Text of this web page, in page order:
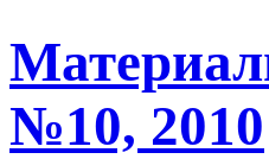
№10, 2010